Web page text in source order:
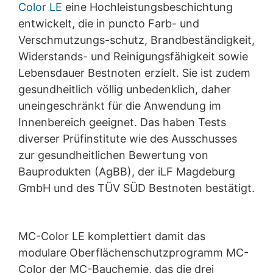
Color LE eine Hochleistungsbeschichtung
entwickelt, die in puncto Farb- und
Verschmutzungs-schutz, Brandbeständigkeit,
Widerstands- und Reinigungsfähigkeit sowie
Lebensdauer Bestnoten erzielt. Sie ist zudem
gesundheitlich völlig unbedenklich, daher
uneingeschränkt für die Anwendung im
Innenbereich geeignet. Das haben Tests
diverser Prüfinstitute wie des Ausschusses
zur gesundheitlichen Bewertung von
Bauprodukten (AgBB), der iLF Magdeburg
GmbH und des TÜV SÜD Bestnoten bestätigt.
MC-Color LE komplettiert damit das
modulare Oberflächenschutzprogramm MC-
Color der MC-Bauchemie, das die drei
aushändigen zu lassen. Sofern Sie die direkte
Übertragung der Daten an einen anderen
Verantwortlichen verlangen, erfolgt dies nur, soweit es
technisch machbar ist.
Recht zur Auskunft, Berichtigung, Löschung,
Sperrung
Sie sind gemäß Art. 15 DSGVO jederzeit berechtigt
gegenüber MC-Bauchemie um umfangreiche
Auskunftserteilung zu den zu Ihrer Person
gespeicherten Daten zu ersuchen. Gemäß Art. 17
DSGVO können Sie jederzeit von uns die Berichtigung,
Löschung und Sperrung einzelner personenbezogener
Daten verlangen.